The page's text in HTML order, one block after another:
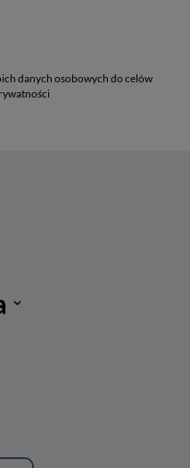
danych osobowych do celów